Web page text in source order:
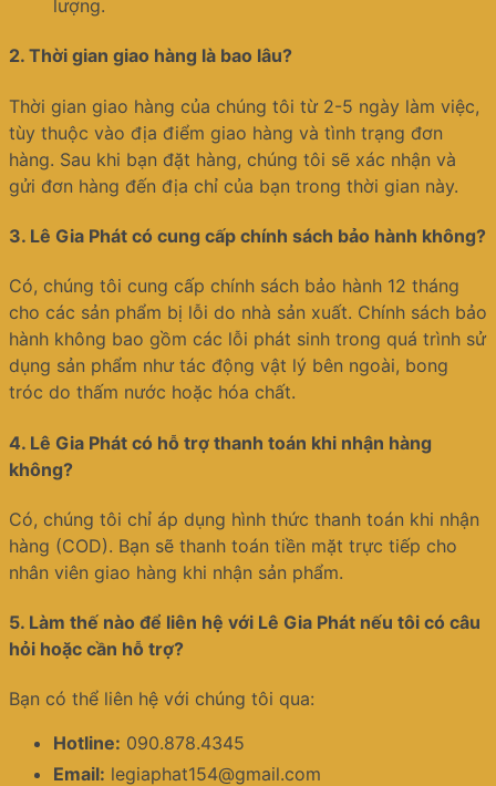
lượng.
2. Thời gian giao hàng là bao lâu?
Thời gian giao hàng của chúng tôi từ 2-5 ngày làm việc,
tùy thuộc vào địa điểm giao hàng và tình trạng đơn
hàng. Sau khi bạn đặt hàng, chúng tôi sẽ xác nhận và
gửi đơn hàng đến địa chỉ của bạn trong thời gian này.
3. Lê Gia Phát có cung cấp chính sách bảo hành không?
Có, chúng tôi cung cấp chính sách bảo hành 12 tháng
cho các sản phẩm bị lỗi do nhà sản xuất. Chính sách bảo
hành không bao gồm các lỗi phát sinh trong quá trình sử
dụng sản phẩm như tác động vật lý bên ngoài, bong
tróc do thấm nước hoặc hóa chất.
4. Lê Gia Phát có hỗ trợ thanh toán khi nhận hàng
không?
Có, chúng tôi chỉ áp dụng hình thức thanh toán khi nhận
hàng (COD). Bạn sẽ thanh toán tiền mặt trực tiếp cho
nhân viên giao hàng khi nhận sản phẩm.
5. Làm thế nào để liên hệ với Lê Gia Phát nếu tôi có câu
hỏi hoặc cần hỗ trợ?
Bạn có thể liên hệ với chúng tôi qua:
Hotline: 090.878.4345
Email: legiaphat154@gmail.com